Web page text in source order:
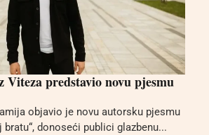
Viteza predstavio novu pjesmu
objavio je novu autorsku pjesmu
bratu“, donoseći publici glazbenu...